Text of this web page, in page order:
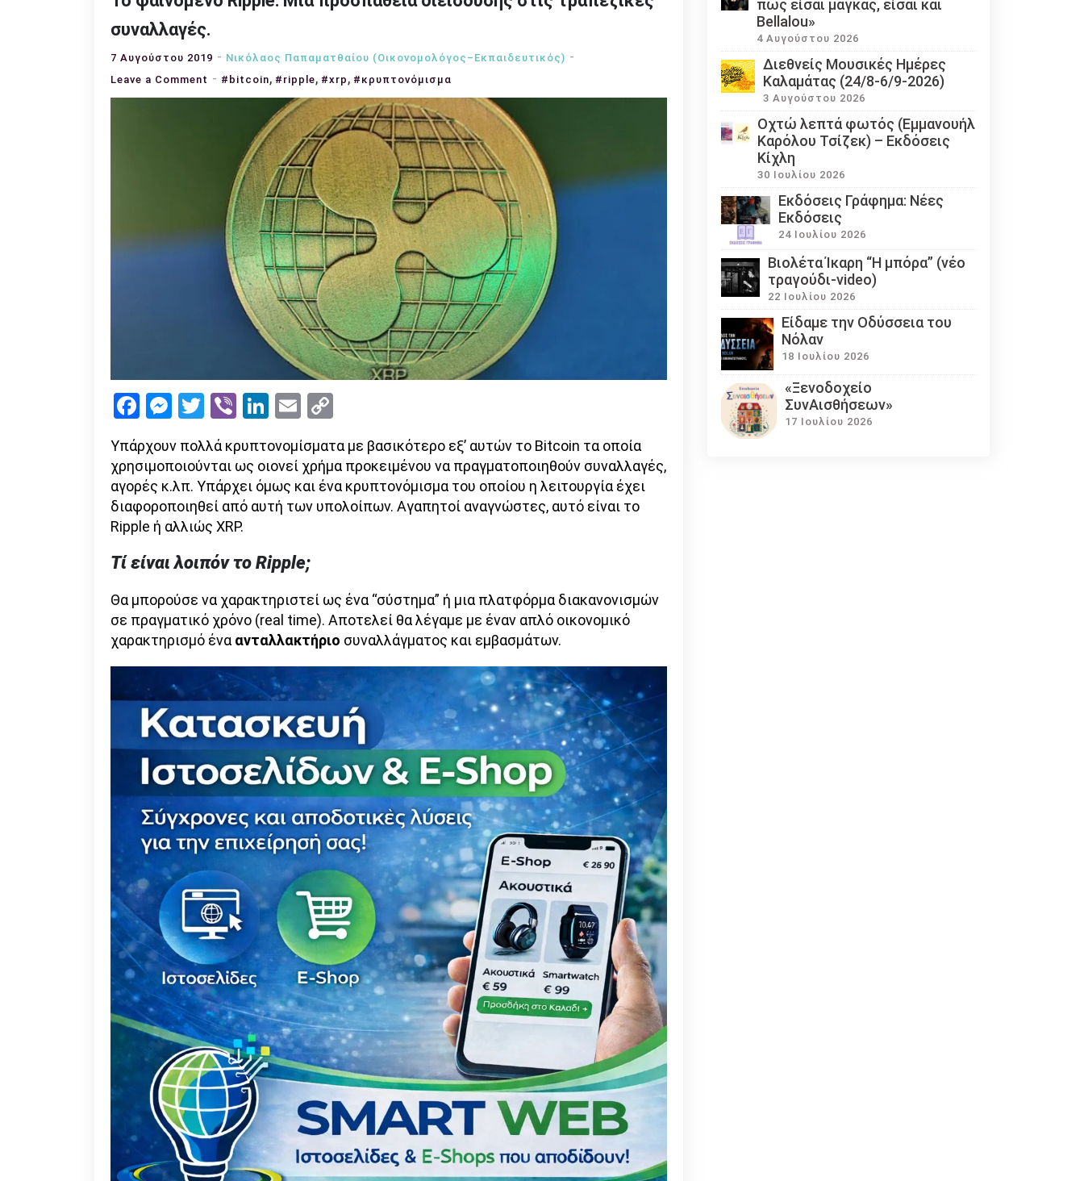
συναλλαγές.
7 Αυγούστου 2019
Νικόλαος Παπαματθαίου (Οικονομολόγος–Εκπαιδευτικός)
Leave a Comment on
Το
προσπάθεια
διείσδυσης
στις
τραπεζικές
συναλλαγές.
#bitcoin, #ripple, #xrp , #κρυπτονόμισμα
Facebook
Messenger
Twitter
ViberLinkedIn
Email
Υπάρχουν πολλά κρυπτονομίσματα με βασικότερο εξ’ αυτών το Bitcoin τα οποία
χρησιμοποιούνται ως οιονεί χρήμα προκειμένου να πραγματοποιηθούν συναλλαγές,
αγορές κ.λπ. Υπάρχει όμως και ένα κρυπτονόμισμα του οποίου η λειτουργία έχει
διαφοροποιηθεί από αυτή των υπολοίπων. Αγαπητοί αναγνώστες, αυτό είναι το
Ripple ή αλλιώς XRP.
Τί είναι λοιπόν το Ripple;
Θα μπορούσε να χαρακτηριστεί ως ένα “σύστημα” ή μια πλατφόρμα διακανονισμών
σε πραγματικό χρόνο (real time). Αποτελεί θα λέγαμε με έναν απλό οικονομικό
χαρακτηρισμό ένα ανταλλακτήριο συναλλάγματος και εμβασμάτων.
πως είσαι μάγκας, είσαι και
Bellalou»
4 Αυγούστου 2026
Διεθνείς Μουσικές Ημέρες
Καλαμάτας (24/8-6/9-2026)
3 Αυγούστου 2026
Οχτώ λεπτά φωτός (Εμμανουήλ
Καρόλου Τσίζεκ) – Εκδόσεις
Κίχλη
30 Ιουλίου 2026
Εκδόσεις Γράφημα: Νέες
Εκδόσεις
24 Ιουλίου 2026
Βιολέτα Ίκαρη “Η μπόρα” (νέο
τραγούδι-video)
22 Ιουλίου 2026
Eίδαμε την Οδύσσεια του
Νόλαν
18 Ιουλίου 2026
«Ξενοδοχείο
ΣυνΑισθήσεων»
17 Ιουλίου 2026